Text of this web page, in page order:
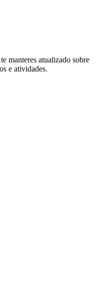
manteres atualizado sobre
e atividades.